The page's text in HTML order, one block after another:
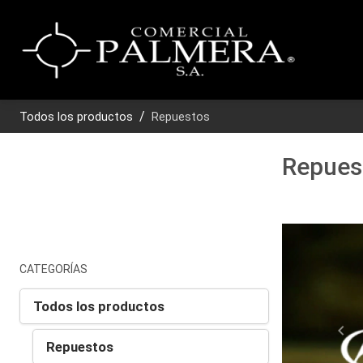
Todos los productos Repuestos
CATEGORÍAS
Todos los productos
Repuestos
chevron_left